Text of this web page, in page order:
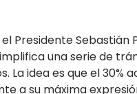
Presidente
una serie de
La idea es que el
a su máxima